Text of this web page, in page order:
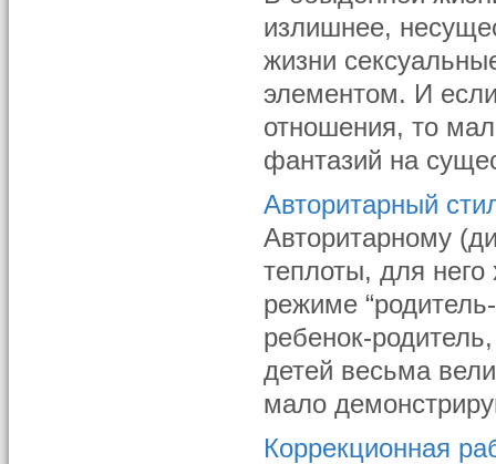
излишнее,
жизни
элементом. И
отношения, то
фантазий на
Авторитарный
Авторитарному
теплоты, для
режиме
ребенок-
детей весьма
мало
Коррекционная